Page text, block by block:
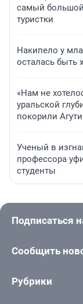
самый
туристки
Накипело у
осталась быть
«Нам не
уральской
покорили
Ученый в
профессора
студенты
Подписаться
Сообщить
Рубрики